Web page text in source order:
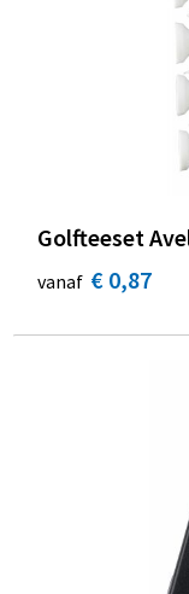
Golfteeset
vanaf € 0,87